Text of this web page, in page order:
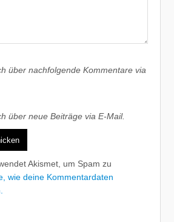
über nachfolgende Kommentare via
über neue Beiträge via E-Mail.
Akismet, um Spam zu
wie deine Kommentardaten